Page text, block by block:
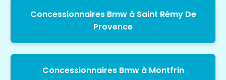
Concessionnaires Bmw à Saint Rémy De
Provence
Concessionnaires Bmw à Montfrin